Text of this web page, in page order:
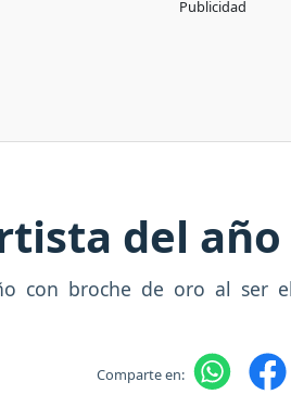
del
con broche de oro al ser
Comparte en: